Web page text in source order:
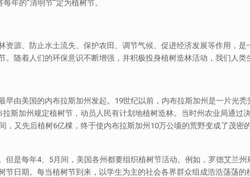
年的”清明节”定为植树节。
源、防止水土流失、保护农田、调节气候、促进经济发展等作用，
随着人们的环保意识不断增强，并积极投身植树造林活动，我们人类
由美国的内布拉斯加州发起。19世纪以前，内布拉斯加州是一片光
拉斯加州规定植树节，动员人民有计划地植树造林。当时州农业局通
又先后植树6亿棵，终于使内布拉斯加州10万公顷的荒野变成了茂
是每年4、5月间，美国各州都要组织植树节活动。例如，罗德艾兰
节日期。每当植树节到来，以学生为主的社会各界群众组成浩浩荡荡